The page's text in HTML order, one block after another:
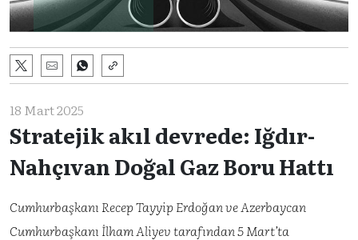
18 Mart 2025
Stratejik akıl devrede: Iğdır-
Nahçıvan Doğal Gaz Boru Hattı
Cumhurbaşkanı Recep Tayyip Erdoğan ve Azerbaycan
Cumhurbaşkanı İlham Aliyev tarafından 5 Mart’ta